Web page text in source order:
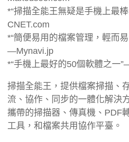
*“掃描全能王無疑是手機上最
CNET.com
*“簡便易用的檔案管理，輕而
—Mynavi.jp
*“手機上最好的50個軟體之一
掃描全能王，提供檔案掃描、
流、協作、同步的一體化解決
攜帶的掃描器、傳真機、PDF
工具，和檔案共用協作平臺。